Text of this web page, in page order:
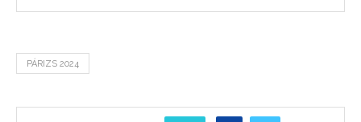
PÁRIZS 2024